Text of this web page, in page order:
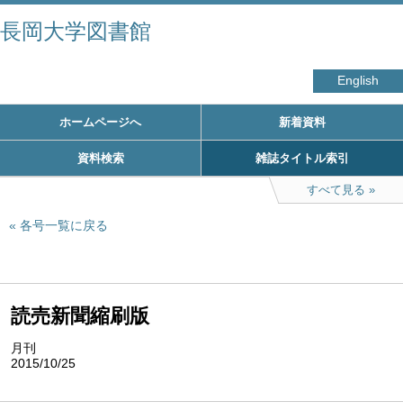
長岡大学図書館
English
ホームページへ 新着資料
資料検索 雑誌タイトル索引
すべて見る
各号一覧に戻る
読売新聞縮刷版
月刊
2015/10/25